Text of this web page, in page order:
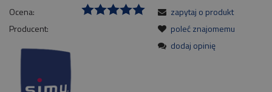
Ocena:
Producent:
zapytaj o produkt
poleć znajomemu
dodaj opinię